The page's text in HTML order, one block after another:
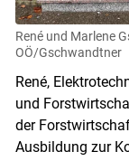
René und Marlene
OÖ/Gschwandtner
René,
und
der
Ausbildung zur